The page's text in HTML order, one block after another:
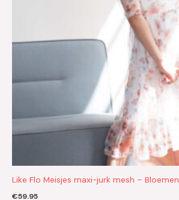
Like Flo Meisjes maxi-jurk mesh – Bloemen
€59.95